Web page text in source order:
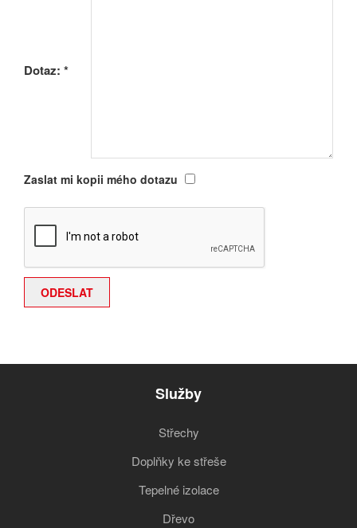
Dotaz: *
Zaslat mi kopii mého dotazu
Služby
Střechy
Doplňky ke střeše
Tepelné izolace
Dřevo